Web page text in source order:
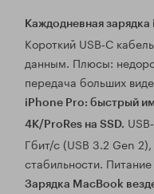
Каждодневная
Короткий USB‑C
данным. Плюсы:
передача больших
iPhone Pro: быстрый
4К/ProRes на SSD.
Гбит/с (USB 3.2 Gen
стабильности.
Зарядка MacBook